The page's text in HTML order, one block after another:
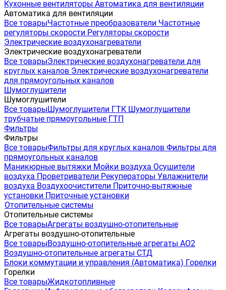
Кухонные вентиляторы Автоматика для вентиляции
Автоматика для вентиляции
Все товарыЧастотные преобразователи Частотные
регуляторы скорости Регуляторы скорости
Электрические воздухонагреватели
Электрические воздухонагреватели
Все товарыЭлектрические воздухонагреватели для
круглых каналов Электрические воздухонагреватели
для прямоугольных каналов
Шумоглушители
Шумоглушители
Все товарыШумоглушители ГТК Шумоглушители
трубчатые прямоугольные ГТП
Фильтры
Фильтры
Все товарыФильтры для круглых каналов Фильтры для
прямоугольных каналов
Маникюрные вытяжки Мойки воздуха Осушители
воздуха Проветриватели Рекуператоры Увлажнители
воздуха Воздухоочистители Приточно-вытяжные
установки Приточные установки
Отопительные системы
Отопительные системы
Все товарыАгрегаты воздушно-отопительные
Агрегаты воздушно-отопительные
Все товарыВоздушно-отопительные агрегаты АО2
Воздушно-отопительные агрегаты СТД
Блоки коммутации и управления (Автоматика) Горелки
Горелки
Все товарыЖидкотопливные